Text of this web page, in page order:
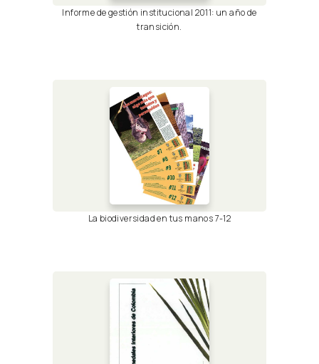
Informe de gestión institucional 2011: un año de
transición.
La biodiversidad en tus manos 7-12